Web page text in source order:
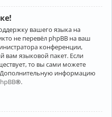
вашего языка на
не перевёл phpBB на ваш
конференции,
вам языковой пакет. Если
то вы сами можете
Дополнительную информацию
®.